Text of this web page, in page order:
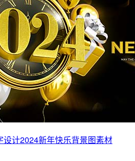
设计2024新年快乐背景图素材